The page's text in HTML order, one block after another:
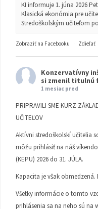
KI informuje 1. júna 2026
Klasická ekonómia pre
Stredoškolským učiteľom
Zobraziť na Facebooku · Zdieľať
Konzervatívny
si zmenil titulnú
1 mesiac pred
PRIPRAVILI SME KURZ
UČITEĽOV
Aktívni stredoškolskí učitelia
môžu prihlásiť na náš
(KEPU) 2026 do 31. JÚLA.
Kapacita je však
Všetky informácie o tomto
prihlásenia sa na neho sú na